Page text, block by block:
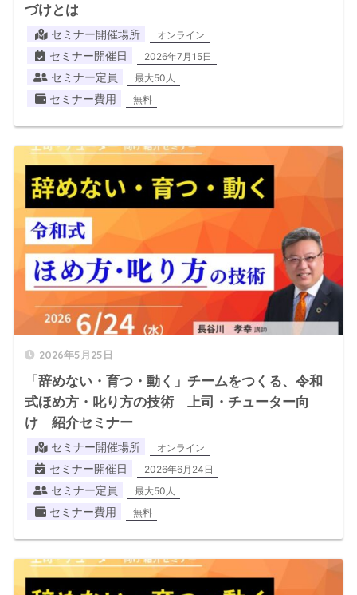
づけとは
セミナー開催場所 オンライン
セミナー開催日 2026年7月15日
セミナー定員 最大50人
セミナー費用 無料
2026年5月25日
「辞めない・育つ・動く」チームをつくる、令和
式ほめ方・叱り方の技術 上司・チューター向
け 紹介セミナー
セミナー開催場所 オンライン
セミナー開催日 2026年6月24日
セミナー定員 最大50人
セミナー費用 無料